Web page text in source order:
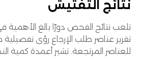
نتائج التفتيش
تلعب نتائج الفحص دورًا بالغ الأهمية
تقرير عناصر طلب الإرجاع رؤى
للعناصر المرتجعة. تشير أعمدة كمية